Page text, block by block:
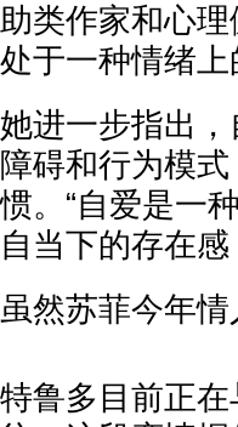
助类作家和心
处于一种情绪上
她进一步指出
障碍和行为模
惯。“自爱是一
自当下的存在感
虽然苏菲今年
特鲁多目前正